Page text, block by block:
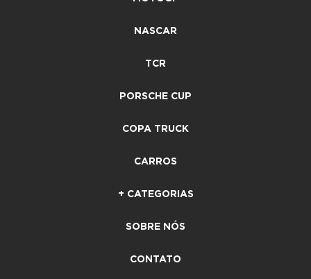
NASCAR
TCR
PORSCHE CUP
COPA TRUCK
CARROS
+ CATEGORIAS
SOBRE NÓS
CONTATO